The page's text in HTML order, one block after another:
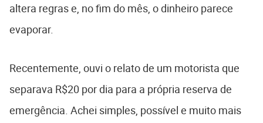
altera regras e, no fim do mês, o dinheiro parece
evaporar.
Recentemente, ouvi o relato de um motorista que
separava R$20 por dia para a própria reserva de
emergência. Achei simples, possível e muito mais